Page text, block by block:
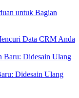
untuk Bagian
Data CRM Anda
Didesain Ulang